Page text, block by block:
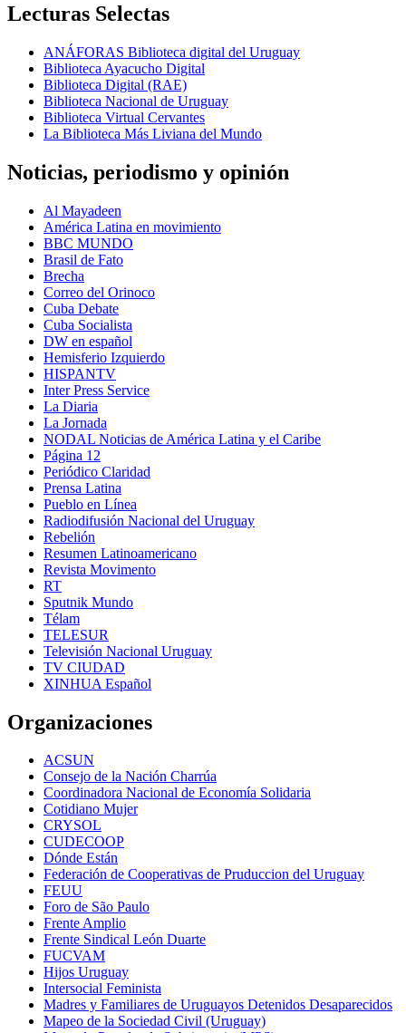
Lecturas Selectas
ANÁFORAS Biblioteca digital del Uruguay
Biblioteca Ayacucho Digital
Biblioteca Digital (RAE)
Biblioteca Nacional de Uruguay
Biblioteca Virtual Cervantes
La Biblioteca Más Liviana del Mundo
Noticias, periodismo y opinión
Al Mayadeen
América Latina en movimiento
BBC MUNDO
Brasil de Fato
Brecha
Correo del Orinoco
Cuba Debate
Cuba Socialista
DW en español
Hemisferio Izquierdo
HISPANTV
Inter Press Service
La Diaria
La Jornada
NODAL Noticias de América Latina y el Caribe
Página 12
Periódico Claridad
Prensa Latina
Pueblo en Línea
Radiodifusión Nacional del Uruguay
Rebelión
Resumen Latinoamericano
Revista Movimento
RT
Sputnik Mundo
Télam
TELESUR
Televisión Nacional Uruguay
TV CIUDAD
XINHUA Español
Organizaciones
ACSUN
Consejo de la Nación Charrúa
Coordinadora Nacional de Economía Solidaria
Cotidiano Mujer
CRYSOL
CUDECOOP
Dónde Están
Federación de Cooperativas de Pruduccion del Uruguay
FEUU
Foro de São Paulo
Frente Amplio
Frente Sindical León Duarte
FUCVAM
Hijos Uruguay
Intersocial Feminista
Madres y Familiares de Uruguayos Detenidos Desaparecidos
Mapeo de la Sociedad Civil (Uruguay)